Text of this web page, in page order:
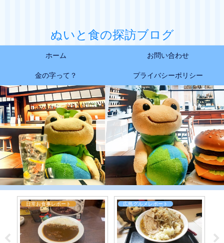
ぬいと食の探訪ブログ
ホーム お問い合わせ
金の字って？ プライバシーポリシー
全国グルメレポート 広島グルメレポート